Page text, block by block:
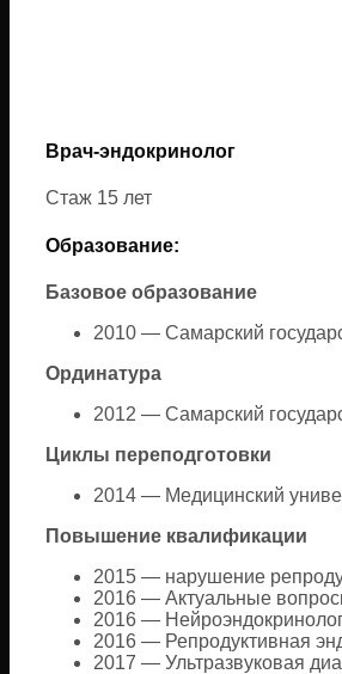
Врач-эндокринолог
Стаж 15 лет
Образование:
Базовое образование
2010 — Самарский
Ординатура
2012 — Самарский
Циклы переподготовки
2014 — Медицинский
Повышение квалификации
2015 — нарушение
2016 — Актуальные
2016 —
2016 — Репродуктивная
2017 — Ультразвуковая